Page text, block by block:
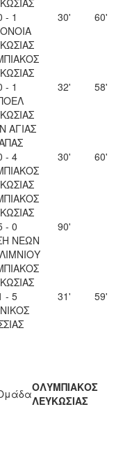
- 1
30' 60'
- 1
32' 58'
ΑΓΙΑΣ
- 4
30' 60'
- 0
ΝΕΩΝ
90'
- 5
31' 59'
ΟΛΥΜΠΙΑΚΟΣ
ΛΕΥΚΩΣΙΑΣ